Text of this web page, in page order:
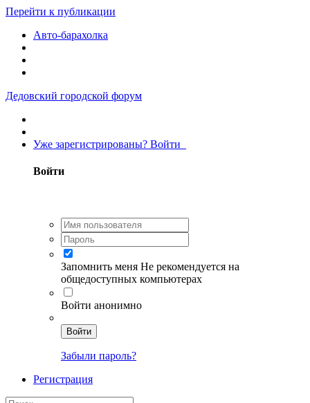
Перейти к публикации
Авто-барахолка
Дедовский городской форум
Уже зарегистрированы? Войти
Войти
Запомнить меня Не рекомендуется на
общедоступных компьютерах
Войти анонимно
Войти
Забыли пароль?
Регистрация